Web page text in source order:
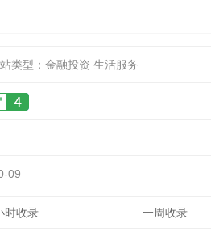
类型：金融投资 生活服务
09
时收录 一周收录